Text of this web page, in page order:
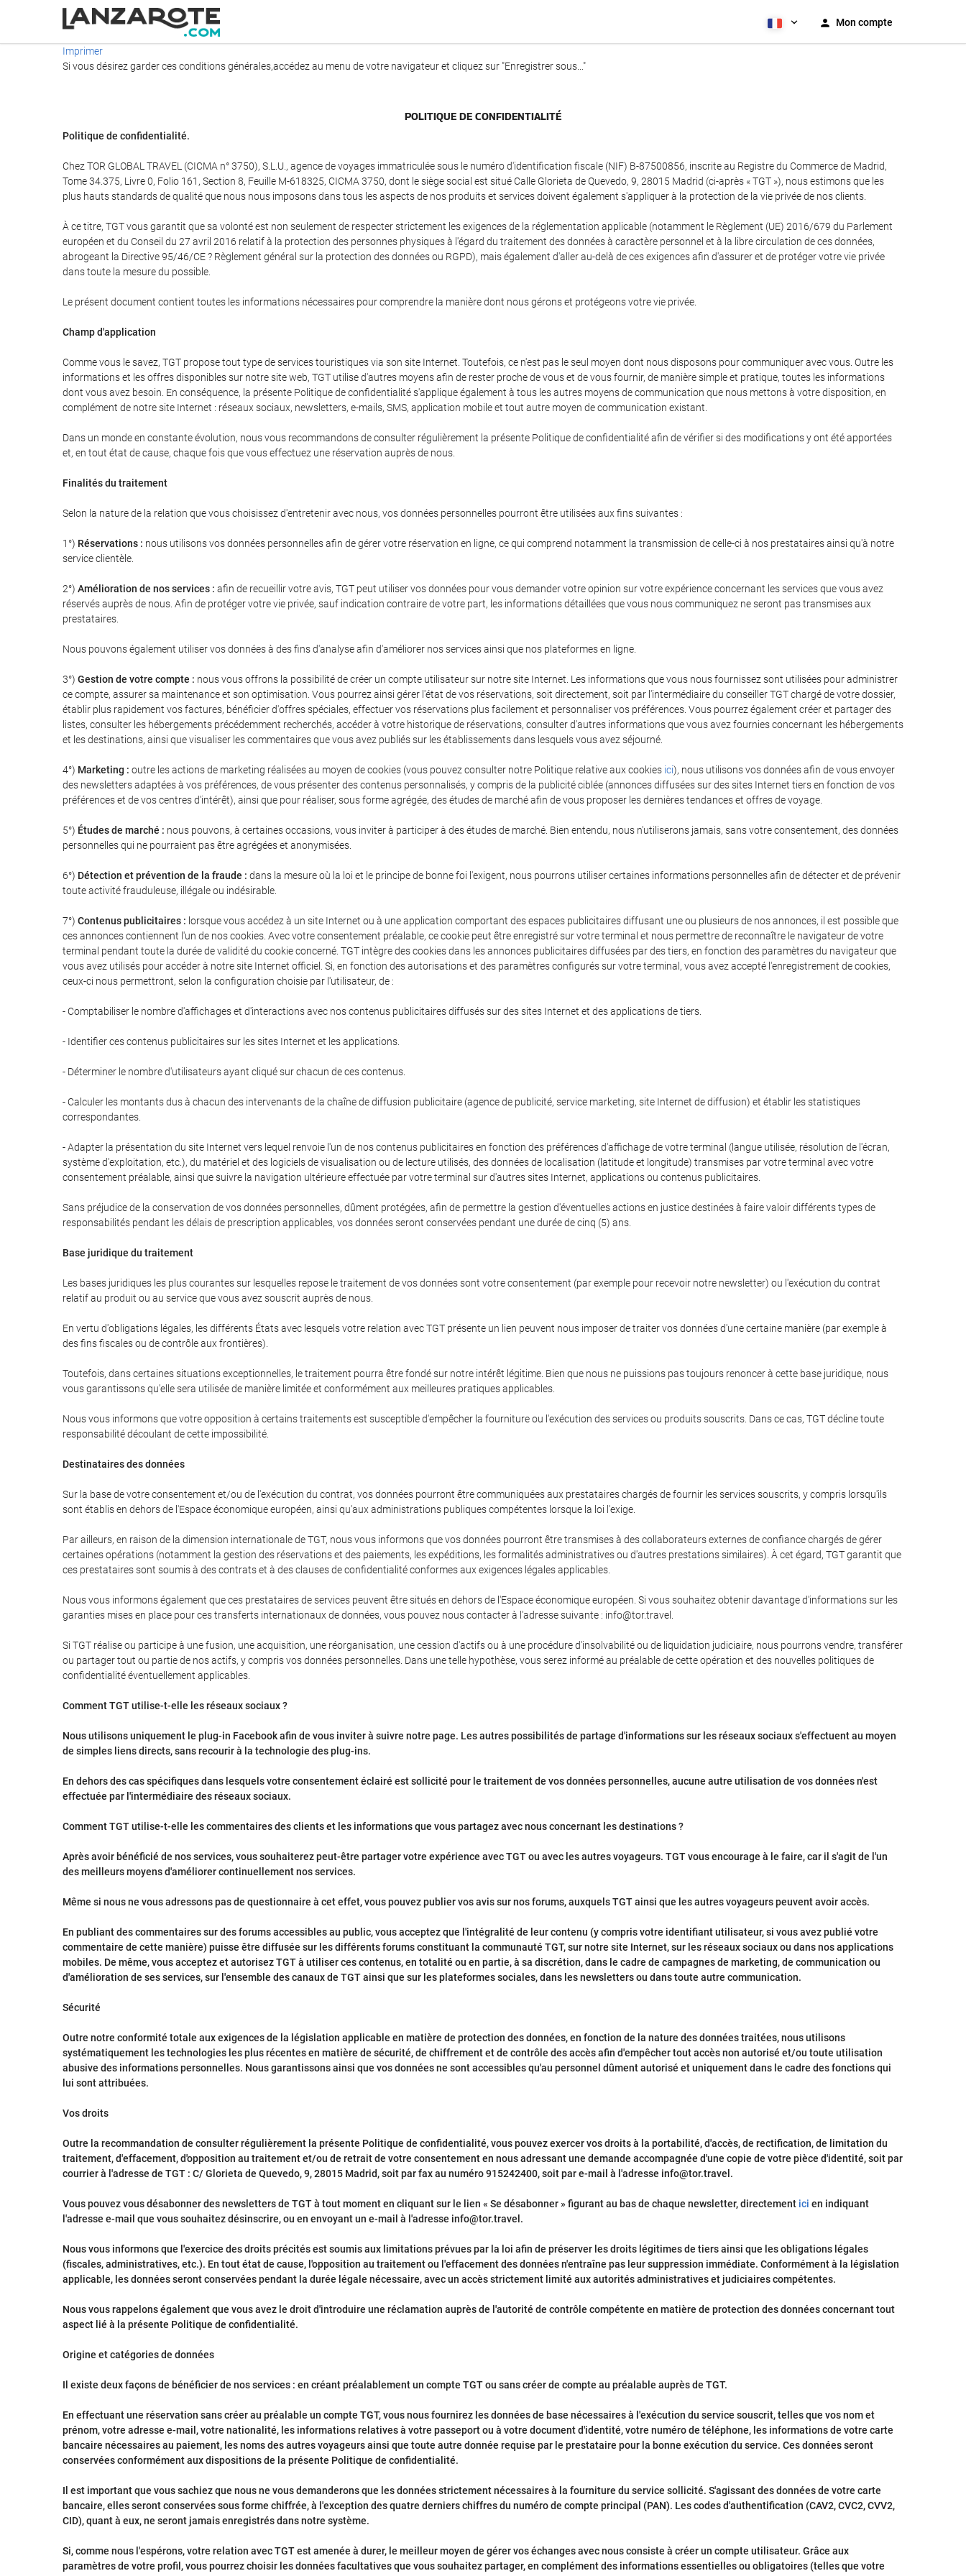
Mon compte
Imprimer
Si vous désirez garder ces conditions générales,accédez au menu de votre navigateur et cliquez sur "Enregistrer sous..."
POLITIQUE DE CONFIDENTIALITÉ
Politique de confidentialité.
Chez TOR GLOBAL TRAVEL (CICMA n° 3750), S.L.U., agence de voyages immatriculée sous le numéro d'identification fiscale (NIF) B-87500856, inscrite au Registre du Commerce de Madrid,
Tome 34.375, Livre 0, Folio 161, Section 8, Feuille M-618325, CICMA 3750, dont le siège social est situé Calle Glorieta de Quevedo, 9, 28015 Madrid (ci-après « TGT »), nous estimons que les
plus hauts standards de qualité que nous nous imposons dans tous les aspects de nos produits et services doivent également s'appliquer à la protection de la vie privée de nos clients.
À ce titre, TGT vous garantit que sa volonté est non seulement de respecter strictement les exigences de la réglementation applicable (notamment le Règlement (UE) 2016/679 du Parlement
européen et du Conseil du 27 avril 2016 relatif à la protection des personnes physiques à l'égard du traitement des données à caractère personnel et à la libre circulation de ces données,
abrogeant la Directive 95/46/CE ? Règlement général sur la protection des données ou RGPD), mais également d'aller au-delà de ces exigences afin d'assurer et de protéger votre vie privée
dans toute la mesure du possible.
Le présent document contient toutes les informations nécessaires pour comprendre la manière dont nous gérons et protégeons votre vie privée.
Champ d'application
Comme vous le savez, TGT propose tout type de services touristiques via son site Internet. Toutefois, ce n'est pas le seul moyen dont nous disposons pour communiquer avec vous. Outre les
informations et les offres disponibles sur notre site web, TGT utilise d'autres moyens afin de rester proche de vous et de vous fournir, de manière simple et pratique, toutes les informations
dont vous avez besoin. En conséquence, la présente Politique de confidentialité s'applique également à tous les autres moyens de communication que nous mettons à votre disposition, en
complément de notre site Internet : réseaux sociaux, newsletters, e-mails, SMS, application mobile et tout autre moyen de communication existant.
Dans un monde en constante évolution, nous vous recommandons de consulter régulièrement la présente Politique de confidentialité afin de vérifier si des modifications y ont été apportées
et, en tout état de cause, chaque fois que vous effectuez une réservation auprès de nous.
Finalités du traitement
Selon la nature de la relation que vous choisissez d'entretenir avec nous, vos données personnelles pourront être utilisées aux fins suivantes :
1°) Réservations : nous utilisons vos données personnelles afin de gérer votre réservation en ligne, ce qui comprend notamment la transmission de celle-ci à nos prestataires ainsi qu'à notre
service clientèle.
2°) Amélioration de nos services : afin de recueillir votre avis, TGT peut utiliser vos données pour vous demander votre opinion sur votre expérience concernant les services que vous avez
réservés auprès de nous. Afin de protéger votre vie privée, sauf indication contraire de votre part, les informations détaillées que vous nous communiquez ne seront pas transmises aux
prestataires.
Nous pouvons également utiliser vos données à des fins d'analyse afin d'améliorer nos services ainsi que nos plateformes en ligne.
3°) Gestion de votre compte : nous vous offrons la possibilité de créer un compte utilisateur sur notre site Internet. Les informations que vous nous fournissez sont utilisées pour administrer
ce compte, assurer sa maintenance et son optimisation. Vous pourrez ainsi gérer l'état de vos réservations, soit directement, soit par l'intermédiaire du conseiller TGT chargé de votre dossier,
établir plus rapidement vos factures, bénéficier d'offres spéciales, effectuer vos réservations plus facilement et personnaliser vos préférences. Vous pourrez également créer et partager des
listes, consulter les hébergements précédemment recherchés, accéder à votre historique de réservations, consulter d'autres informations que vous avez fournies concernant les hébergements
et les destinations, ainsi que visualiser les commentaires que vous avez publiés sur les établissements dans lesquels vous avez séjourné.
4°) Marketing : outre les actions de marketing réalisées au moyen de cookies (vous pouvez consulter notre Politique relative aux cookies ici), nous utilisons vos données afin de vous envoyer
des newsletters adaptées à vos préférences, de vous présenter des contenus personnalisés, y compris de la publicité ciblée (annonces diffusées sur des sites Internet tiers en fonction de vos
préférences et de vos centres d'intérêt), ainsi que pour réaliser, sous forme agrégée, des études de marché afin de vous proposer les dernières tendances et offres de voyage.
5°) Études de marché : nous pouvons, à certaines occasions, vous inviter à participer à des études de marché. Bien entendu, nous n'utiliserons jamais, sans votre consentement, des données
personnelles qui ne pourraient pas être agrégées et anonymisées.
6°) Détection et prévention de la fraude : dans la mesure où la loi et le principe de bonne foi l'exigent, nous pourrons utiliser certaines informations personnelles afin de détecter et de prévenir
toute activité frauduleuse, illégale ou indésirable.
7°) Contenus publicitaires : lorsque vous accédez à un site Internet ou à une application comportant des espaces publicitaires diffusant une ou plusieurs de nos annonces, il est possible que
ces annonces contiennent l'un de nos cookies. Avec votre consentement préalable, ce cookie peut être enregistré sur votre terminal et nous permettre de reconnaître le navigateur de votre
terminal pendant toute la durée de validité du cookie concerné. TGT intègre des cookies dans les annonces publicitaires diffusées par des tiers, en fonction des paramètres du navigateur que
vous avez utilisés pour accéder à notre site Internet officiel. Si, en fonction des autorisations et des paramètres configurés sur votre terminal, vous avez accepté l'enregistrement de cookies,
ceux-ci nous permettront, selon la configuration choisie par l'utilisateur, de :
- Comptabiliser le nombre d'affichages et d'interactions avec nos contenus publicitaires diffusés sur des sites Internet et des applications de tiers.
- Identifier ces contenus publicitaires sur les sites Internet et les applications.
- Déterminer le nombre d'utilisateurs ayant cliqué sur chacun de ces contenus.
- Calculer les montants dus à chacun des intervenants de la chaîne de diffusion publicitaire (agence de publicité, service marketing, site Internet de diffusion) et établir les statistiques
correspondantes.
- Adapter la présentation du site Internet vers lequel renvoie l'un de nos contenus publicitaires en fonction des préférences d'affichage de votre terminal (langue utilisée, résolution de l'écran,
système d'exploitation, etc.), du matériel et des logiciels de visualisation ou de lecture utilisés, des données de localisation (latitude et longitude) transmises par votre terminal avec votre
consentement préalable, ainsi que suivre la navigation ultérieure effectuée par votre terminal sur d'autres sites Internet, applications ou contenus publicitaires.
Sans préjudice de la conservation de vos données personnelles, dûment protégées, afin de permettre la gestion d'éventuelles actions en justice destinées à faire valoir différents types de
responsabilités pendant les délais de prescription applicables, vos données seront conservées pendant une durée de cinq (5) ans.
Base juridique du traitement
Les bases juridiques les plus courantes sur lesquelles repose le traitement de vos données sont votre consentement (par exemple pour recevoir notre newsletter) ou l'exécution du contrat
relatif au produit ou au service que vous avez souscrit auprès de nous.
En vertu d'obligations légales, les différents États avec lesquels votre relation avec TGT présente un lien peuvent nous imposer de traiter vos données d'une certaine manière (par exemple à
des fins fiscales ou de contrôle aux frontières).
Toutefois, dans certaines situations exceptionnelles, le traitement pourra être fondé sur notre intérêt légitime. Bien que nous ne puissions pas toujours renoncer à cette base juridique, nous
vous garantissons qu'elle sera utilisée de manière limitée et conformément aux meilleures pratiques applicables.
Nous vous informons que votre opposition à certains traitements est susceptible d'empêcher la fourniture ou l'exécution des services ou produits souscrits. Dans ce cas, TGT décline toute
responsabilité découlant de cette impossibilité.
Destinataires des données
Sur la base de votre consentement et/ou de l'exécution du contrat, vos données pourront être communiquées aux prestataires chargés de fournir les services souscrits, y compris lorsqu'ils
sont établis en dehors de l'Espace économique européen, ainsi qu'aux administrations publiques compétentes lorsque la loi l'exige.
Par ailleurs, en raison de la dimension internationale de TGT, nous vous informons que vos données pourront être transmises à des collaborateurs externes de confiance chargés de gérer
certaines opérations (notamment la gestion des réservations et des paiements, les expéditions, les formalités administratives ou d'autres prestations similaires). À cet égard, TGT garantit que
ces prestataires sont soumis à des contrats et à des clauses de confidentialité conformes aux exigences légales applicables.
Nous vous informons également que ces prestataires de services peuvent être situés en dehors de l'Espace économique européen. Si vous souhaitez obtenir davantage d'informations sur les
garanties mises en place pour ces transferts internationaux de données, vous pouvez nous contacter à l'adresse suivante : info@tor.travel.
Si TGT réalise ou participe à une fusion, une acquisition, une réorganisation, une cession d'actifs ou à une procédure d'insolvabilité ou de liquidation judiciaire, nous pourrons vendre, transférer
ou partager tout ou partie de nos actifs, y compris vos données personnelles. Dans une telle hypothèse, vous serez informé au préalable de cette opération et des nouvelles politiques de
confidentialité éventuellement applicables.
Comment TGT utilise-t-elle les réseaux sociaux ?
Nous utilisons uniquement le plug-in Facebook afin de vous inviter à suivre notre page. Les autres possibilités de partage d'informations sur les réseaux sociaux s'effectuent au moyen
de simples liens directs, sans recourir à la technologie des plug-ins.
En dehors des cas spécifiques dans lesquels votre consentement éclairé est sollicité pour le traitement de vos données personnelles, aucune autre utilisation de vos données n'est
effectuée par l'intermédiaire des réseaux sociaux.
Comment TGT utilise-t-elle les commentaires des clients et les informations que vous partagez avec nous concernant les destinations ?
Après avoir bénéficié de nos services, vous souhaiterez peut-être partager votre expérience avec TGT ou avec les autres voyageurs. TGT vous encourage à le faire, car il s'agit de l'un
des meilleurs moyens d'améliorer continuellement nos services.
Même si nous ne vous adressons pas de questionnaire à cet effet, vous pouvez publier vos avis sur nos forums, auxquels TGT ainsi que les autres voyageurs peuvent avoir accès.
En publiant des commentaires sur des forums accessibles au public, vous acceptez que l'intégralité de leur contenu (y compris votre identifiant utilisateur, si vous avez publié votre
commentaire de cette manière) puisse être diffusée sur les différents forums constituant la communauté TGT, sur notre site Internet, sur les réseaux sociaux ou dans nos applications
mobiles. De même, vous acceptez et autorisez TGT à utiliser ces contenus, en totalité ou en partie, à sa discrétion, dans le cadre de campagnes de marketing, de communication ou
d'amélioration de ses services, sur l'ensemble des canaux de TGT ainsi que sur les plateformes sociales, dans les newsletters ou dans toute autre communication.
Sécurité
Outre notre conformité totale aux exigences de la législation applicable en matière de protection des données, en fonction de la nature des données traitées, nous utilisons
systématiquement les technologies les plus récentes en matière de sécurité, de chiffrement et de contrôle des accès afin d'empêcher tout accès non autorisé et/ou toute utilisation
abusive des informations personnelles. Nous garantissons ainsi que vos données ne sont accessibles qu'au personnel dûment autorisé et uniquement dans le cadre des fonctions qui
lui sont attribuées.
Vos droits
Outre la recommandation de consulter régulièrement la présente Politique de confidentialité, vous pouvez exercer vos droits à la portabilité, d'accès, de rectification, de limitation du
traitement, d'effacement, d'opposition au traitement et/ou de retrait de votre consentement en nous adressant une demande accompagnée d'une copie de votre pièce d'identité, soit par
courrier à l'adresse de TGT : C/ Glorieta de Quevedo, 9, 28015 Madrid, soit par fax au numéro 915242400, soit par e-mail à l'adresse info@tor.travel.
Vous pouvez vous désabonner des newsletters de TGT à tout moment en cliquant sur le lien « Se désabonner » figurant au bas de chaque newsletter, directement ici en indiquant
l'adresse e-mail que vous souhaitez désinscrire, ou en envoyant un e-mail à l'adresse info@tor.travel.
Nous vous informons que l'exercice des droits précités est soumis aux limitations prévues par la loi afin de préserver les droits légitimes de tiers ainsi que les obligations légales
(fiscales, administratives, etc.). En tout état de cause, l'opposition au traitement ou l'effacement des données n'entraîne pas leur suppression immédiate. Conformément à la législation
applicable, les données seront conservées pendant la durée légale nécessaire, avec un accès strictement limité aux autorités administratives et judiciaires compétentes.
Nous vous rappelons également que vous avez le droit d'introduire une réclamation auprès de l'autorité de contrôle compétente en matière de protection des données concernant tout
aspect lié à la présente Politique de confidentialité.
Origine et catégories de données
Il existe deux façons de bénéficier de nos services : en créant préalablement un compte TGT ou sans créer de compte au préalable auprès de TGT.
En effectuant une réservation sans créer au préalable un compte TGT, vous nous fournirez les données de base nécessaires à l'exécution du service souscrit, telles que vos nom et
prénom, votre adresse e-mail, votre nationalité, les informations relatives à votre passeport ou à votre document d'identité, votre numéro de téléphone, les informations de votre carte
bancaire nécessaires au paiement, les noms des autres voyageurs ainsi que toute autre donnée requise par le prestataire pour la bonne exécution du service. Ces données seront
conservées conformément aux dispositions de la présente Politique de confidentialité.
Il est important que vous sachiez que nous ne vous demanderons que les données strictement nécessaires à la fourniture du service sollicité. S'agissant des données de votre carte
bancaire, elles seront conservées sous forme chiffrée, à l'exception des quatre derniers chiffres du numéro de compte principal (PAN). Les codes d'authentification (CAV2, CVC2, CVV2,
CID), quant à eux, ne seront jamais enregistrés dans notre système.
Si, comme nous l'espérons, votre relation avec TGT est amenée à durer, le meilleur moyen de gérer vos échanges avec nous consiste à créer un compte utilisateur. Grâce aux
paramètres de votre profil, vous pourrez choisir les données facultatives que vous souhaitez partager, en complément des informations essentielles ou obligatoires (telles que votre